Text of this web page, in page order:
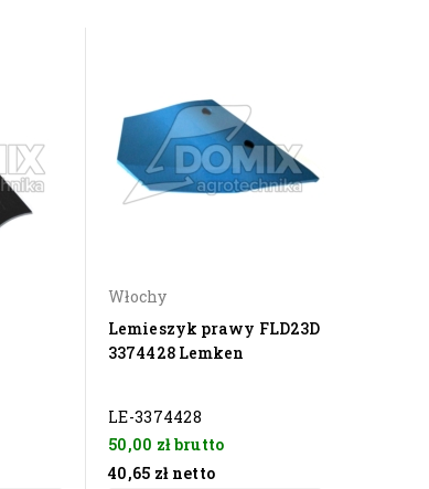
Włochy
Lemieszyk prawy FLD23D
3374428 Lemken
LE-3374428
50,00 złbrutto
40,65 zł netto